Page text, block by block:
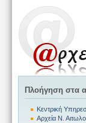
Πλοήγηση στα
Κεντρική
Αρχεία Ν.